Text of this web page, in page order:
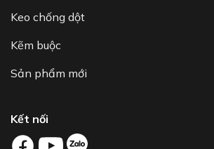
Keo chống dột
Kẽm buộc
Sản phẩm mới
Kết nối